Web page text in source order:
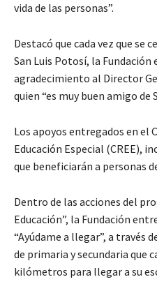
vida de las personas”.
Destacó que cada vez que se
San Luis Potosí, la Fundación
agradecimiento al Director
quien “es muy buen amigo de
Los apoyos entregados en el
Educación Especial (CREE),
que beneficiarán a personas
Dentro de las acciones del
Educación”, la Fundación
“Ayúdame a llegar”, a través
de primaria y secundaria que
kilómetros para llegar a su